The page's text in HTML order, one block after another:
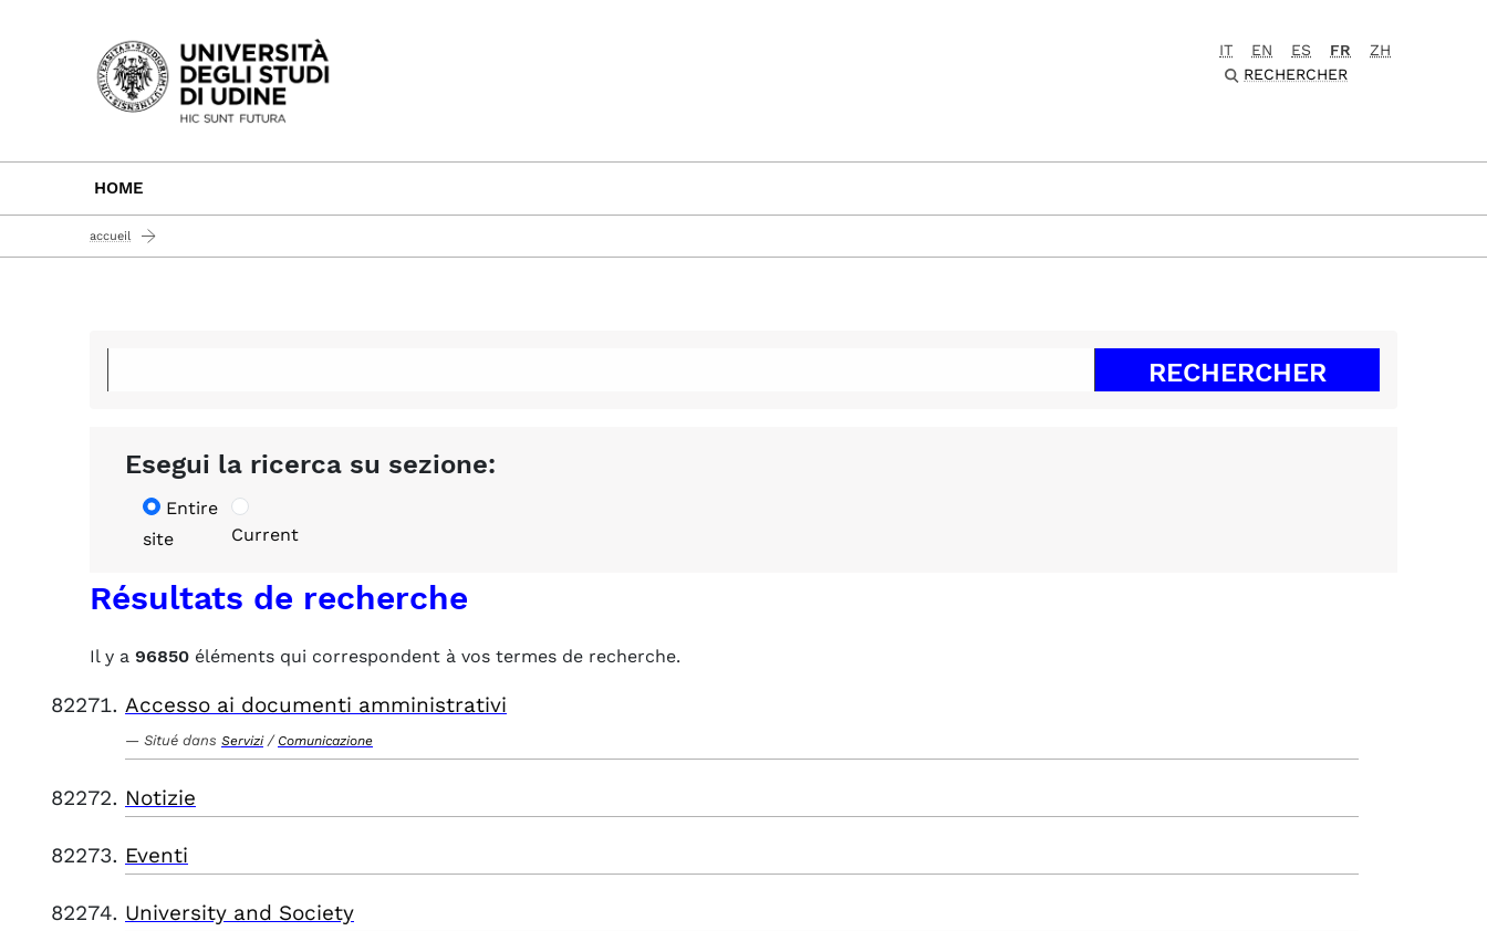
Passa al contenuto principale
IT EN ES FR
ZH
RECHERCHER
HOME
accueil
Esegui la ricerca su sezione:
Entire
site
Current
Résultats de recherche
Il y a 96850 éléments qui correspondent à vos termes de recherche.
Accesso ai documenti amministrativi
Situé dans Servizi / Comunicazione
Notizie
Eventi
University and Society